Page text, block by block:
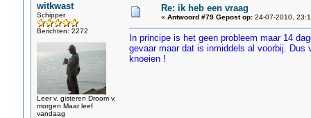
witkwast
Schipper
Berichten: 2272
Leer v. gisteren Droom v.
morgen Maar leef
vandaag
Re: ik heb een vraag
« Antwoord #79 Gepost op:24-07-2010,
In principe is het geen probleem maar 14
gevaar maar dat is inmiddels al voorbij. Dus
knoeien !